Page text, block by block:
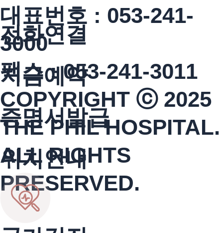
전화연결
지금예약
증명서발급
위치안내
대표번호 : 053-241-
3000
팩스 : 053-241-3011
COPYRIGHT ⓒ 2025
THE PHIL HOSPITAL.
ALL RIGHTS
PRESERVED.